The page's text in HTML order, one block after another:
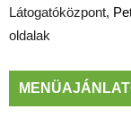
Látogatóközpont,
oldalak